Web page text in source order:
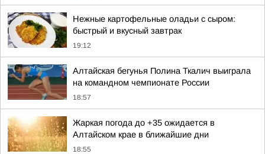
Нежные картофельные оладьи с сыром:
быстрый и вкусный завтрак
19:12
Алтайская бегунья Полина Ткалич выиграла
на командном чемпионате России
18:57
Жаркая погода до +35 ожидается в
Алтайском крае в ближайшие дни
18:55